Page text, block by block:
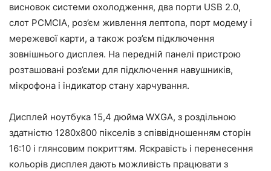
висновок системи охолодження, два порти USB 2.0,
слот PCMCIA, роз’єм живлення лептопа, порт модему і
мережевої карти, а також роз’єм підключення
зовнішнього дисплея. На передній панелі пристрою
розташовані роз’єми для підключення навушників,
мікрофона і індикатор стану харчування.
Дисплей ноутбука 15,4 дюйма WXGA, з роздільною
здатністю 1280х800 пікселів з співвідношенням сторін
16:10 і глянсовим покриттям. Яскравість і перенесення
кольорів дисплея дають можливість працювати з